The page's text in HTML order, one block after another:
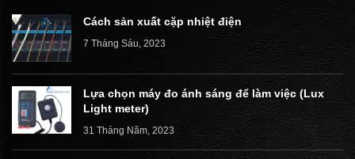
Cách sản xuất cặp nhiệt điện
7 Tháng Sáu, 2023
Lựa chọn máy đo ánh sáng để làm việc (Lux
Light meter)
31 Tháng Năm, 2023